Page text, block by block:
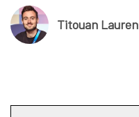
Titouan